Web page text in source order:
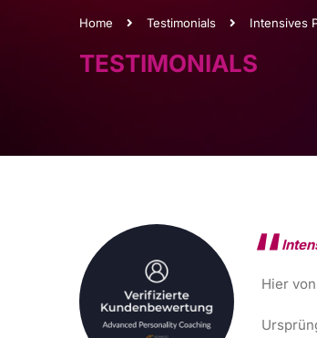
Home Testimonials Intensives
TESTIMONIALS
Hier